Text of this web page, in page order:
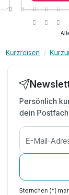
3 x
inkl.
inkl.
inkl. leichter
inkl.
inkl. Obst &
inkl. Mineral
Kurzreisen
Persönlich
dein Postfach
E-Mail-
Sternchen (*)